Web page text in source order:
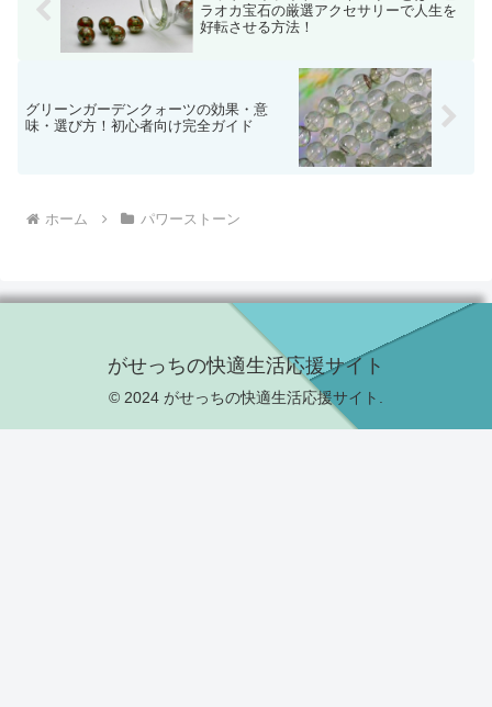
ラオカ宝石の厳選アクセサリーで人生を
好転させる方法！
グリーンガーデンクォーツの効果・意
味・選び方！初心者向け完全ガイド
ホーム パワーストーン
がせっちの快適生活応援サイト
© 2024 がせっちの快適生活応援サイト.